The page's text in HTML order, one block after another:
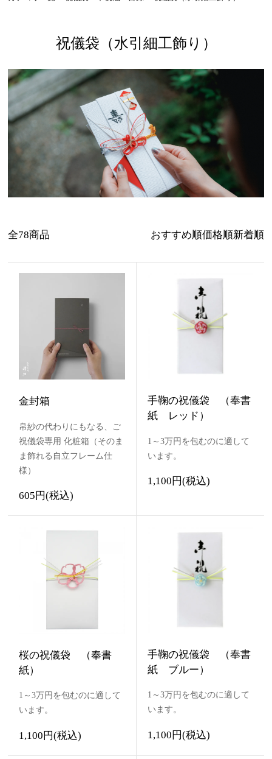
祝儀袋（水引細工飾り）
全78商品 おすすめ順価格順新着順
金封箱
帛紗の代わりにもなる、ご
祝儀袋専用 化粧箱（そのま
ま飾れる自立フレーム仕
様）
605円(税込)
手鞠の祝儀袋 （奉書
紙 レッド）
1～3万円を包むのに適して
います。
1,100円(税込)
桜の祝儀袋 （奉書
紙）
1～3万円を包むのに適して
います。
1,100円(税込)
手鞠の祝儀袋 （奉書
紙 ブルー）
1～3万円を包むのに適して
います。
1,100円(税込)